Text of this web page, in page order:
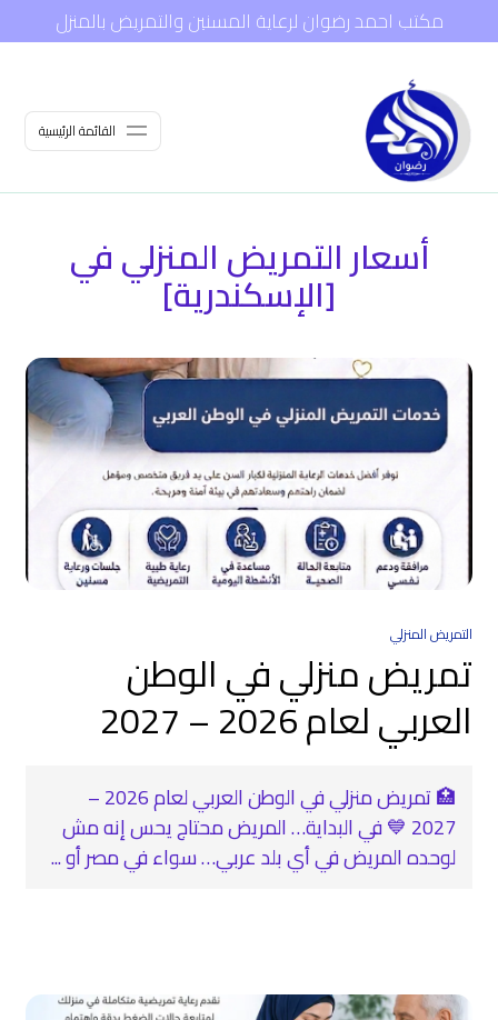
مكتب احمد رضوان لرعاية المسنين والتمريض بالمنزل
القائمة الرئيسية
أسعار التمريض المنزلي في
[الإسكندرية]
التمريض المنزلي
تمريض منزلي في الوطن
العربي لعام 2026 – 2027
🏥 تمريض منزلي في الوطن العربي لعام 2026 –
2027 💙 في البداية… المريض محتاج يحس إنه مش
لوحده المريض في أي بلد عربي… سواء في مصر أو ...